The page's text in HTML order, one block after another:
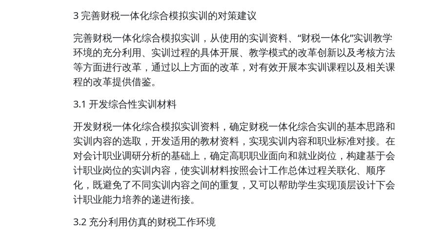
3 完善财税一体化综合模拟实训的对策建议
完善财税一体化综合模拟实训，从使用的实训资料、“财税一体化”实训教学
环境的充分利用、实训过程的具体开展、教学模式的改革创新以及考核方法
等方面进行改革，通过以上方面的改革，对有效开展本实训课程以及相关课
程的改革提供借鉴。
3.1 开发综合性实训材料
开发财税一体化综合模拟实训资料，确定财税一体化综合实训的基本思路和
实训内容的选取，开发适用的教材资料，实现实训内容和职业标准对接。在
对会计职业调研分析的基础上，确定高职职业面向和就业岗位，构建基于会
计职业岗位的实训内容，使实训材料按照会计工作总体过程关联化、顺序
化，既避免了不同实训内容之间的重复，又可以帮助学生实现顶层设计下会
计职业能力培养的递进衔接。
3.2 充分利用仿真的财税工作环境